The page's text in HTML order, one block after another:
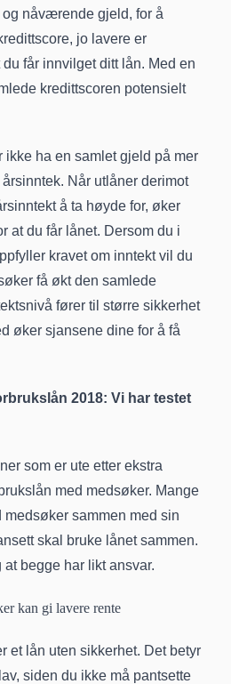
nåværende gjeld, for å
jo lavere er
får innvilget ditt lån. Med en
kredittscoren potensielt
ikke ha en samlet gjeld på mer
Når utlåner derimot
å ta høyde for, øker
at du får lånet. Dersom du i
kravet om inntekt vil du
få økt den samlede
fører til større sikkerhet
øker sjansene dine for å få
2018: Vi har testet
som er ute etter ekstra
med medsøker. Mange
sammen med sin
skal bruke lånet sammen.
begge har likt ansvar.
kan gi lavere rente
et lån uten sikkerhet. Det betyr
siden du ikke må pantsette